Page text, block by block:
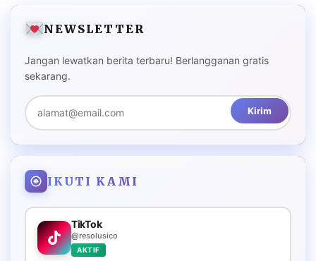
NEWSLETTER
Jangan lewatkan berita terbaru! Berlangganan gratis
sekarang.
Kirim
IKUTI KAMI
TikTok
@resolusico
AKTIF